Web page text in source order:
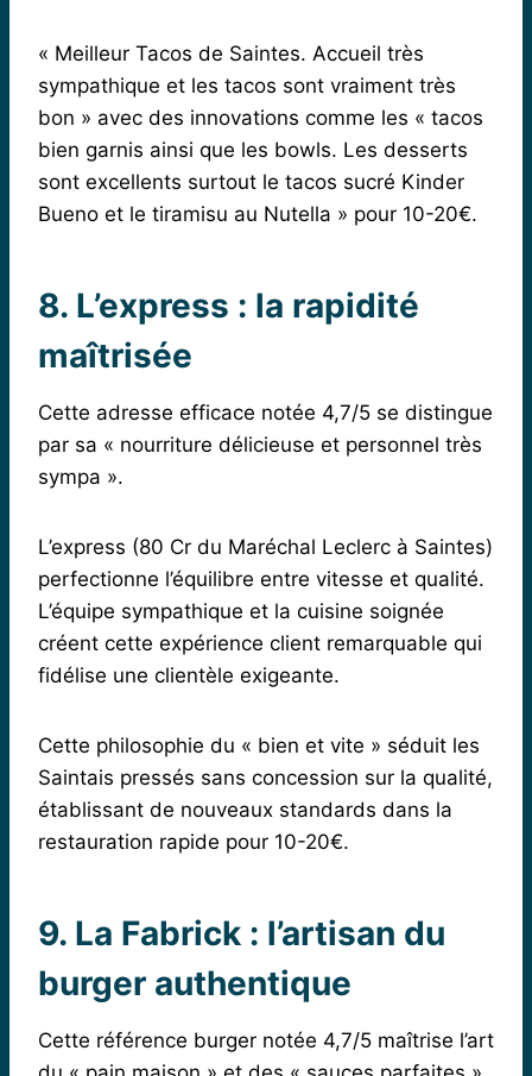
« Meilleur Tacos de Saintes. Accueil très
sympathique et les tacos sont vraiment très
bon » avec des innovations comme les « tacos
bien garnis ainsi que les bowls. Les desserts
sont excellents surtout le tacos sucré Kinder
Bueno et le tiramisu au Nutella » pour 10-20€.
8. L’express : la rapidité
maîtrisée
Cette adresse efficace notée 4,7/5 se distingue
par sa « nourriture délicieuse et personnel très
sympa ».
L’express (80 Cr du Maréchal Leclerc à Saintes)
perfectionne l’équilibre entre vitesse et qualité.
L’équipe sympathique et la cuisine soignée
créent cette expérience client remarquable qui
fidélise une clientèle exigeante.
Cette philosophie du « bien et vite » séduit les
Saintais pressés sans concession sur la qualité,
établissant de nouveaux standards dans la
restauration rapide pour 10-20€.
9. La Fabrick : l’artisan du
burger authentique
Cette référence burger notée 4,7/5 maîtrise l’art